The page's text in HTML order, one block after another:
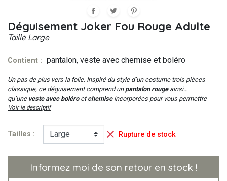
Déguisement Joker Fou Rouge Adulte
Taille Large
Contient : pantalon, veste avec chemise et boléro
Un pas de plus vers la folie. Inspiré du style d’un costume trois pièces
classique, ce déguisement comprend unpantalon rougeainsi
qu’une veste avec boléroetchemiseincorporées pour vous permettre
d’incarner un personnage digne du célèbre
Voir le descriptif
Tailles :  Rupture de stock
Informez moi de son retour en stock !